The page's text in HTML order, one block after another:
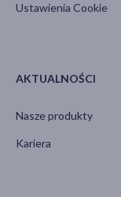
Ustawienia Cookie
AKTUALNOŚCI
Nasze produkty
Kariera